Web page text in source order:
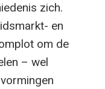
zich.
en
om de
– wel